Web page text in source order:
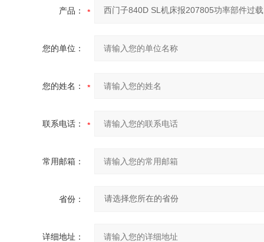
产品：
您的单位：
您的姓名：
联系电话：
常用邮箱：
省份：
详细地址：